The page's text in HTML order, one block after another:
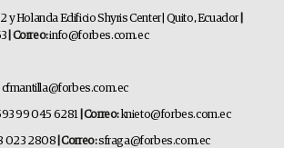
y Holanda Edificio Shyris Center | Quito, Ecuador
| Correo:info@forbes.com.ec
cfmantilla@forbes.com.ec
99 045 6281 | Correo:knieto@forbes.com.ec
023 2808 | Correo:sfraga@forbes.com.ec